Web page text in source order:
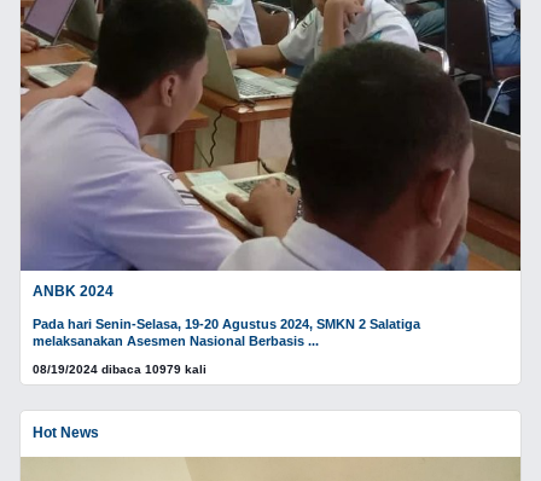
ANBK 2024
Pada hari Senin-Selasa, 19-20 Agustus 2024, SMKN 2 Salatiga
melaksanakan Asesmen Nasional Berbasis ...
08/19/2024 dibaca 10979 kali
Hot News